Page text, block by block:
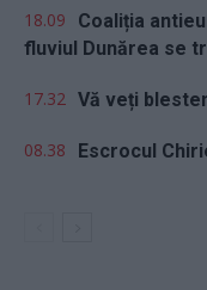
18.09
Coaliția
fluviul Dunărea se
17.32 Vă veți
08.38 Escrocul